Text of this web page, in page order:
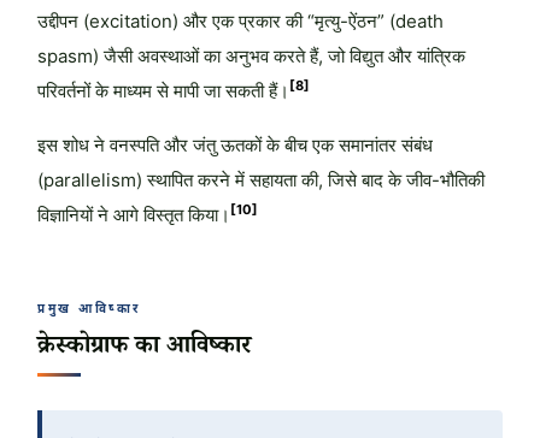
उद्दीपन (excitation) और एक प्रकार की “मृत्यु-ऐंठन” (death
spasm) जैसी अवस्थाओं का अनुभव करते हैं, जो विद्युत और यांत्रिक
परिवर्तनों के माध्यम से मापी जा सकती हैं। [8]
इस शोध ने वनस्पति और जंतु ऊतकों के बीच एक समानांतर संबंध
(parallelism) स्थापित करने में सहायता की, जिसे बाद के जीव-भौतिकी
विज्ञानियों ने आगे विस्तृत किया। [10]
प्रमुख आविष्कार
क्रेस्कोग्राफ का आविष्कार